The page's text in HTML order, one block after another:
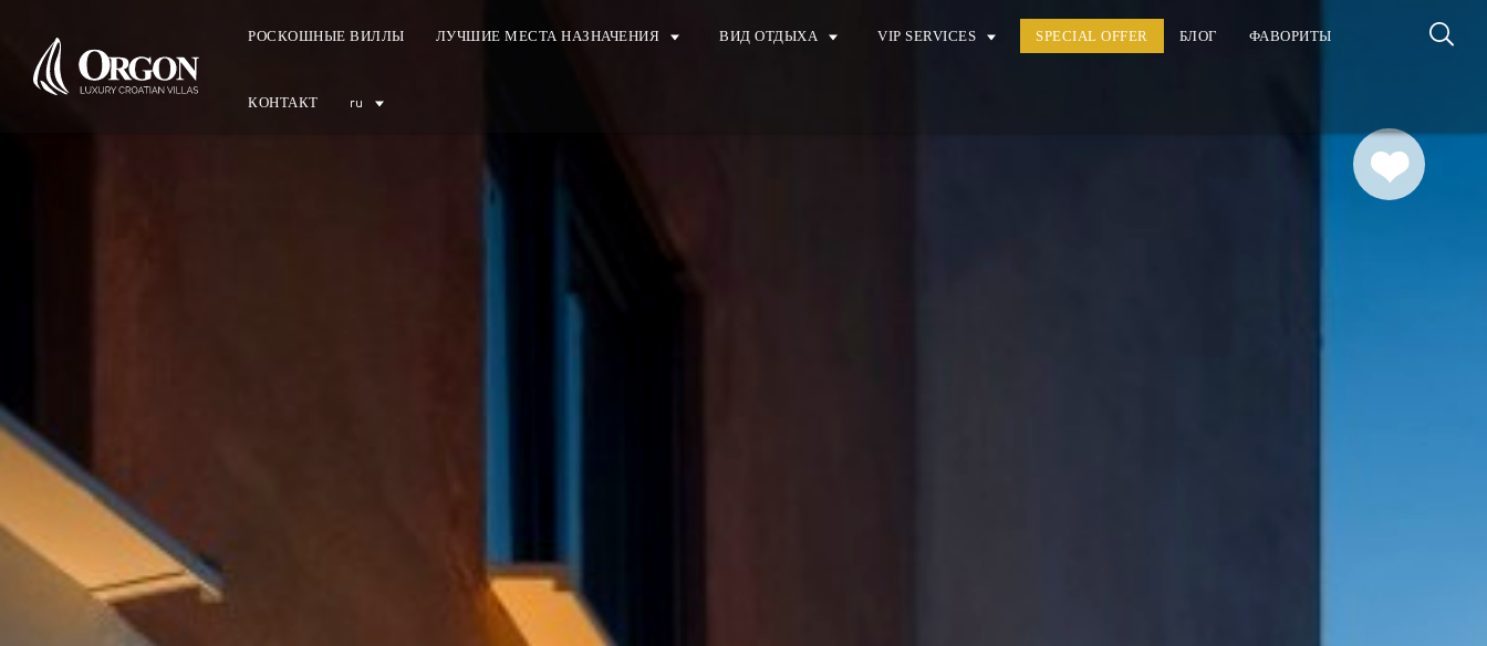
РОСКОШНЫЕ ВИЛЛЫ ЛУЧШИЕ МЕСТА НАЗНАЧЕНИЯ ВИД ОТДЫХА VIP SERVICES SPECIAL OFFER БЛОГ ФАВОРИТЫ
КОНТАКТ ru